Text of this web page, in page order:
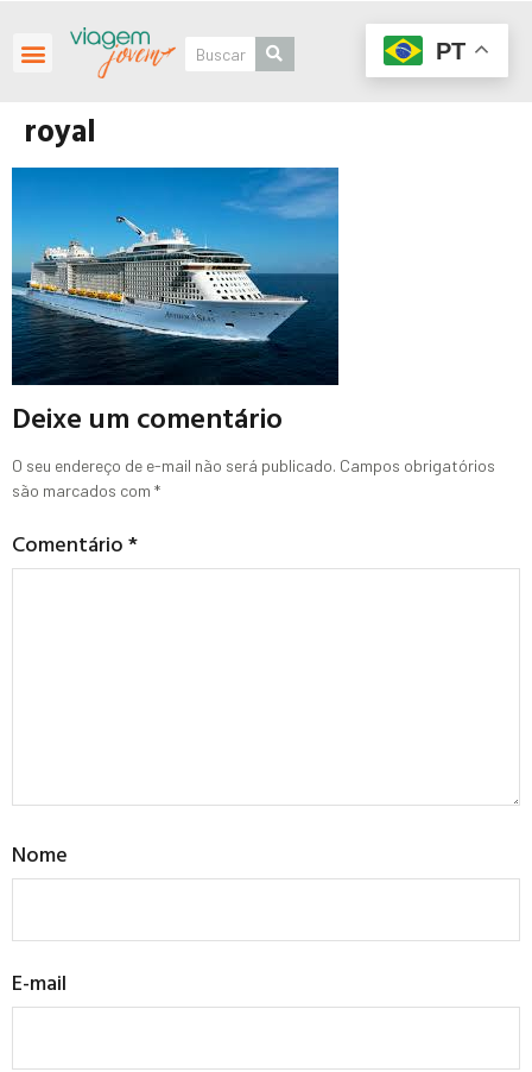
royal
Deixe um comentário
O seu endereço de e-mail não será publicado. Campos obrigatórios
são marcados com *
Comentário*
Nome
E-mail
PT